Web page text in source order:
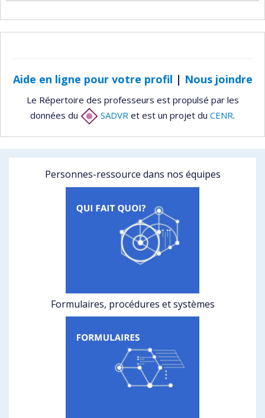
Aide en ligne pour votre profil | Nous joindre
Le Répertoire des professeurs est propulsé par les
données du
SADVR et est un projet du CENR.
Personnes-ressource dans nos équipes
Formulaires, procédures et systèmes